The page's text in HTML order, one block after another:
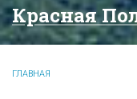
Красная
ГЛАВНАЯ